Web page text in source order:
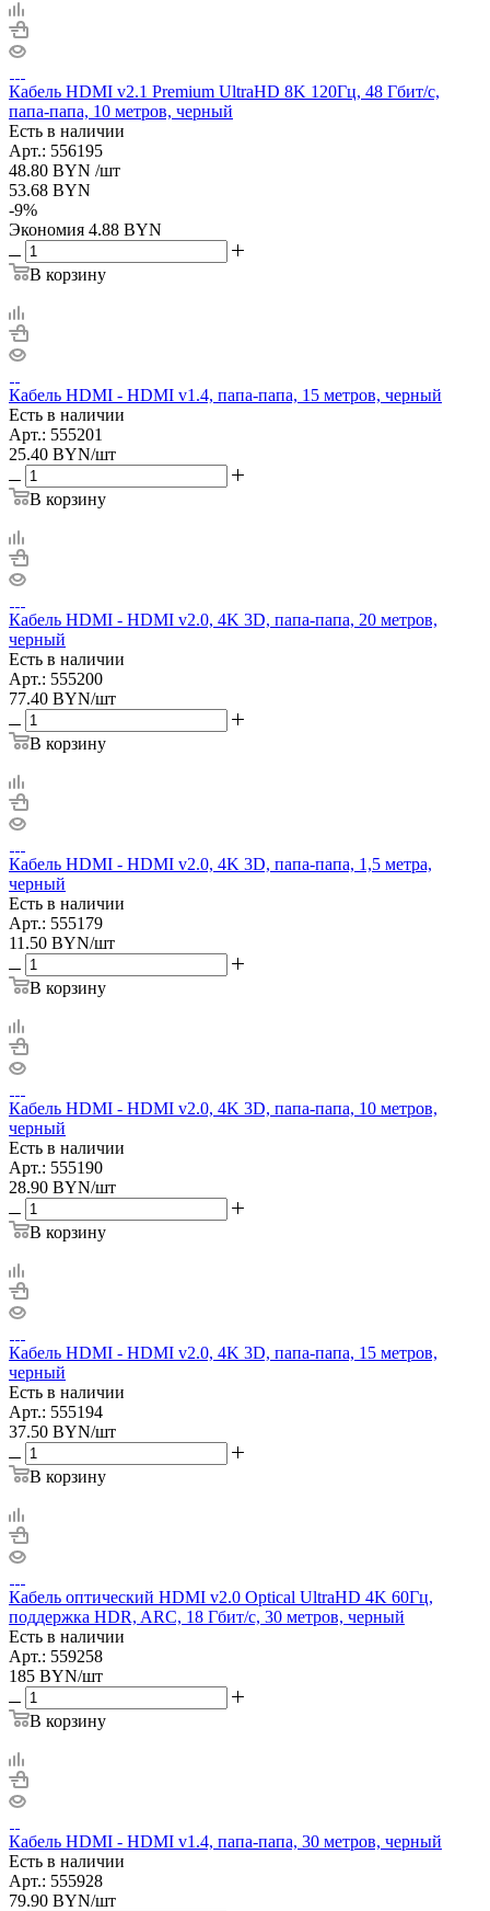
Кабель HDMI v2.1 Premium UltraHD 8K 120Гц, 48 Гбит/с,
папа-папа, 10 метров, черный
Есть в наличии
Арт.: 556195
48.80 BYN /шт
53.68 BYN
-9%
Экономия 4.88 BYN
В корзину
Кабель HDMI - HDMI v1.4, папа-папа, 15 метров, черный
Есть в наличии
Арт.: 555201
25.40 BYN/шт
В корзину
Кабель HDMI - HDMI v2.0, 4K 3D, папа-папа, 20 метров,
черный
Есть в наличии
Арт.: 555200
77.40 BYN/шт
В корзину
Кабель HDMI - HDMI v2.0, 4K 3D, папа-папа, 1,5 метра,
черный
Есть в наличии
Арт.: 555179
11.50 BYN/шт
В корзину
Кабель HDMI - HDMI v2.0, 4K 3D, папа-папа, 10 метров,
черный
Есть в наличии
Арт.: 555190
28.90 BYN/шт
В корзину
Кабель HDMI - HDMI v2.0, 4K 3D, папа-папа, 15 метров,
черный
Есть в наличии
Арт.: 555194
37.50 BYN/шт
В корзину
Кабель оптический HDMI v2.0 Optical UltraHD 4K 60Гц,
поддержка HDR, ARC, 18 Гбит/с, 30 метров, черный
Есть в наличии
Арт.: 559258
185 BYN/шт
В корзину
Кабель HDMI - HDMI v1.4, папа-папа, 30 метров, черный
Есть в наличии
Арт.: 555928
79.90 BYN/шт